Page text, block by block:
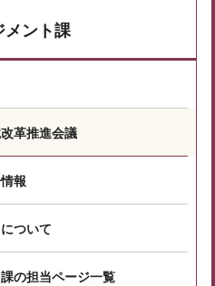
メント課
革推進会議
報
ついて
の担当ページ一覧